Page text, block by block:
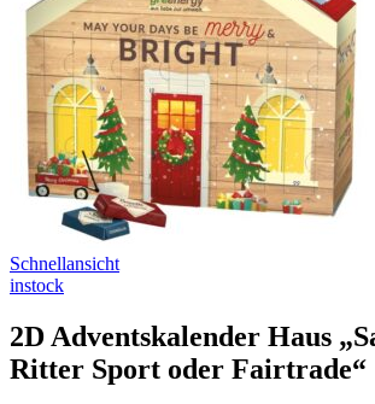
Schnellansicht
instock
2D Adventskalender Haus
Ritter Sport oder Fairtrade“